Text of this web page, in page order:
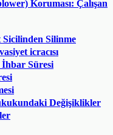
Koruması: Çalışan
Sicilinden Silinme
icracısı
İhbar Süresi
Değişiklikler